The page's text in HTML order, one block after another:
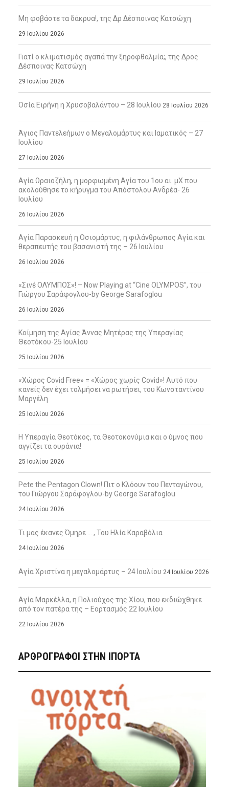
Μη φοβάστε τα δάκρυα!, της Δρ Δέσποινας Κατσώχη
29 Ιουλίου 2026
Γιατί ο κλιματισμός αγαπά την ξηροφθαλμία;, της Δρος
Δέσποινας Κατσώχη
29 Ιουλίου 2026
Οσία Ειρήνη η Χρυσοβαλάντου – 28 Ιουλίου 28 Ιουλίου 2026
Άγιος Παντελεήμων ο Μεγαλομάρτυς και Ιαματικός – 27
Ιουλίου
27 Ιουλίου 2026
Αγία Ωραιοζήλη, η μορφωμένη Αγία του 1ου αι. μΧ που
ακολούθησε το κήρυγμα του Απόστολου Ανδρέα- 26
Ιουλίου
26 Ιουλίου 2026
Αγία Παρασκευή η Οσιομάρτυς, η φιλάνθρωπος Αγία και
θεραπευτής του βασανιστή της – 26 Ιουλίου
26 Ιουλίου 2026
«Σινέ ΟΛΥΜΠΟΣ»! – Now Playing at “Cine OLYMPOS”, του
Γιώργου Σαράφογλου-by George Sarafoglou
26 Ιουλίου 2026
Κοίμηση της Αγίας Άννας Μητέρας της Υπεραγίας
Θεοτόκου-25 Ιουλίου
25 Ιουλίου 2026
«Χώρος Covid Free» = «Χώρος χωρίς Covid»! Αυτό που
κανείς δεν έχει τολμήσει να ρωτήσει, του Κωνσταντίνου
Μαργέλη
25 Ιουλίου 2026
Η Υπεραγία Θεοτόκος, τα Θεοτοκονύμια και ο ύμνος που
αγγίζει τα ουράνια!
25 Ιουλίου 2026
Pete the Pentagon Clown! Πιτ ο Κλόουν του Πενταγώνου,
του Γιώργου Σαράφογλου-by George Sarafoglou
24 Ιουλίου 2026
Τι μας έκανες Όμηρε … , Του Ηλία Καραβόλια
24 Ιουλίου 2026
Αγία Χριστίνα η μεγαλομάρτυς – 24 Ιουλίου 24 Ιουλίου 2026
Αγία Μαρκέλλα, η Πολιούχος της Χίου, που εκδιώχθηκε
από τον πατέρα της – Εορτασμός 22 Ιουλίου
22 Ιουλίου 2026
ΑΡΘΡΟΓΡΑΦΟΙ ΣΤΗΝ IΠΟΡΤΑ